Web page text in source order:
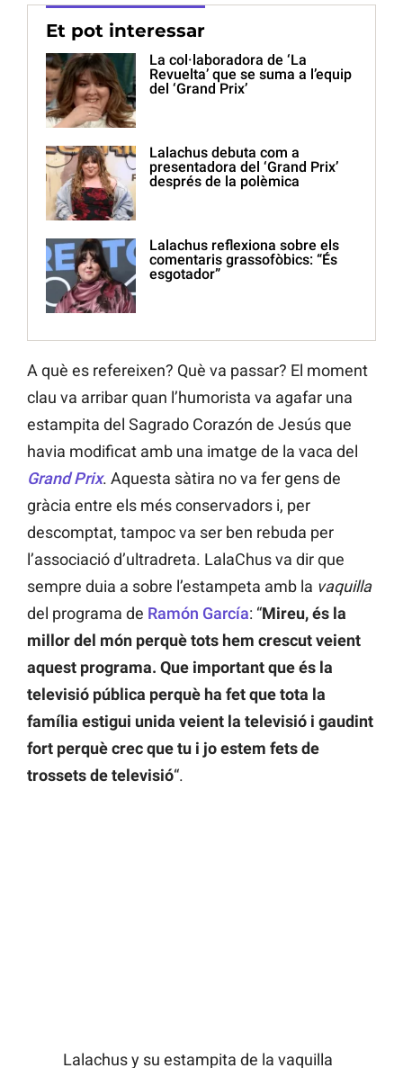
Et pot interessar
La col·laboradora de ‘La
Revuelta’ que se suma a l’equip
del ‘Grand Prix’
Lalachus debuta com a
presentadora del ‘Grand Prix’
després de la polèmica
Lalachus reflexiona sobre els
comentaris grassofòbics: “És
esgotador”
A què es refereixen? Què va passar? El moment
clau va arribar quan l’humorista va agafar una
estampita del Sagrado Corazón de Jesús que
havia modificat amb una imatge de la vaca del
Grand Prix. Aquesta sàtira no va fer gens de
gràcia entre els més conservadors i, per
descomptat, tampoc va ser ben rebuda per
l’associació d’ultradreta. LalaChus va dir que
sempre duia a sobre l’estampeta amb la vaquilla
del programa de Ramón García: “Mireu, és la
millor del món perquè tots hem crescut veient
aquest programa. Que important que és la
televisió pública perquè ha fet que tota la
família estigui unida veient la televisió i gaudint
fort perquè crec que tu i jo estem fets de
trossets de televisió“.
Lalachus y su estampita de la vaquilla